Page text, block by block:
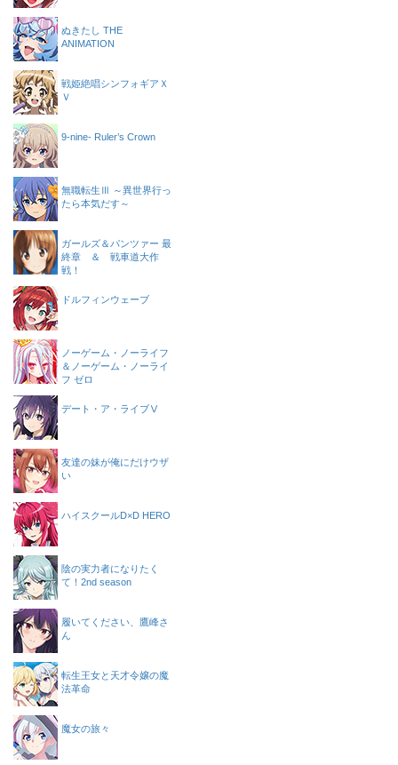
ぬきたし THE
ANIMATION
戦姫絶唱シンフォギアＸ
Ｖ
9-nine- Ruler’s Crown
無職転生Ⅲ ～異世界行っ
たら本気だす～
ガールズ＆パンツァー 最
終章 ＆ 戦車道大作
戦！
ドルフィンウェーブ
ノーゲーム・ノーライフ
＆ノーゲーム・ノーライ
フ ゼロ
デート・ア・ライブⅤ
友達の妹が俺にだけウザ
い
ハイスクールD×D HERO
陰の実力者になりたく
て！2nd season
履いてください、鷹峰さ
ん
転生王女と天才令嬢の魔
法革命
魔女の旅々